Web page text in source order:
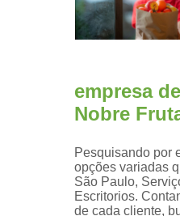
empresa
Nobre
Pesquisando por
opções variadas
São Paulo,
Escritorios.
de cada cliente,